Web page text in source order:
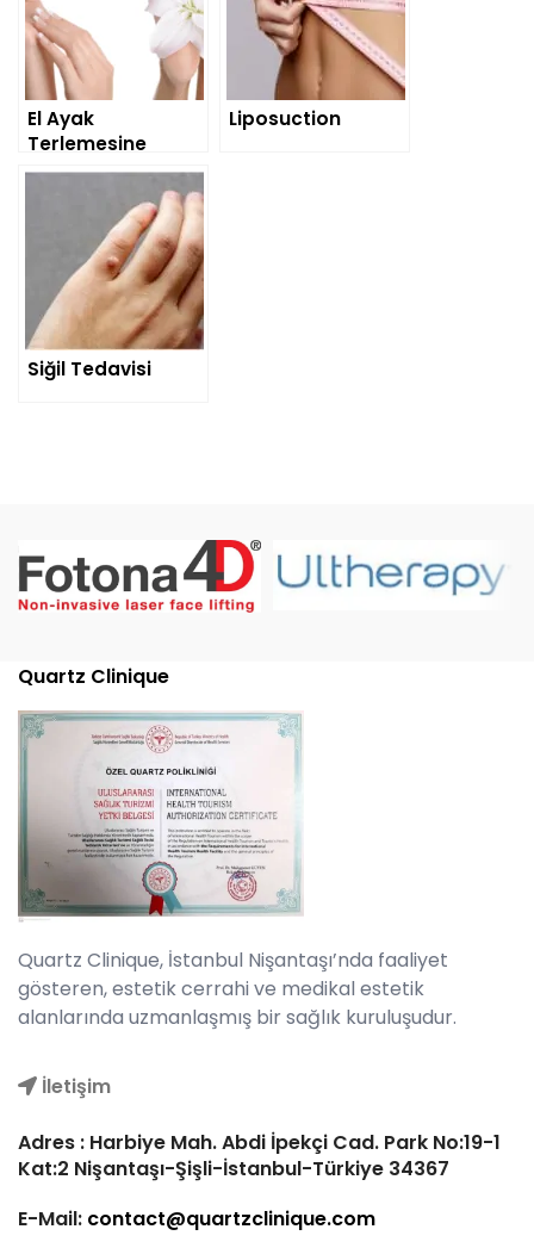
El Ayak
Terlemesine
Botoks
Liposuction
Siğil Tedavisi
Quartz Clinique
Quartz Clinique, İstanbul Nişantaşı’nda faaliyet
gösteren, estetik cerrahi ve medikal estetik
alanlarında uzmanlaşmış bir sağlık kuruluşudur.
İletişim
Adres : Harbiye Mah. Abdi İpekçi Cad. Park No:19-1
Kat:2 Nişantaşı-Şişli-İstanbul-Türkiye 34367
E-Mail: contact@quartzclinique.com